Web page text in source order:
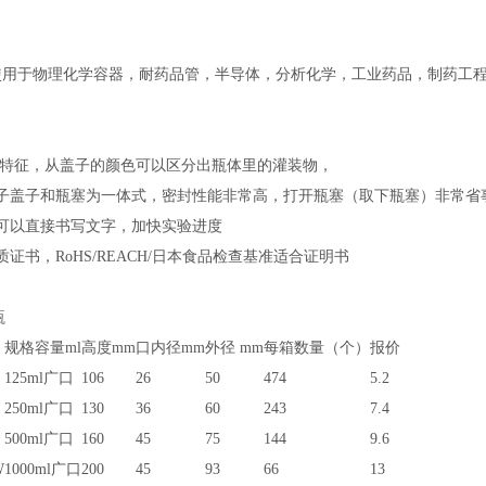
于物理化学容器，耐药品管，半导体，分析化学，工业药品，制药工
征，从盖子的颜色可以区分出瓶体里的灌装物，
盖子和瓶塞为一体式，密封性能非常高，打开瓶塞（取下瓶塞）非常省
以直接书写文字，加快实验进度
证书， RoHS/REACH/日本食品检查基准适合证明书
规格容量ml高度mm口内径mm外径 mm每箱数量（个） 报价
125ml广口
106 26 50 474
5.2
250ml广口
130 36 60 243
7.4
500ml广口
160 45 75 144
9.6
1000ml广口 200 45 93 66 13